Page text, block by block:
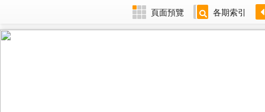
頁面預覽 各期索引